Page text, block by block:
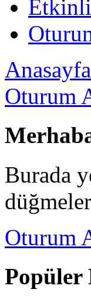
Anasayfa
Oturum
Burada
Oturum
Popüler